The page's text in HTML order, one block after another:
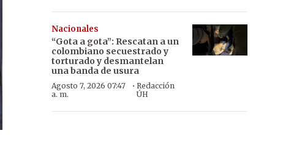
Nacionales
“Gota a gota”: Rescatan a un
colombiano secuestrado y
torturado y desmantelan
una banda de usura
Agosto 7, 2026 07:47
a. m.
· Redacción
ÚH